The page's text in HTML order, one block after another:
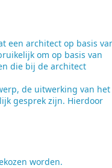
een architect op basis
om op basis van
die bij de architect
de uitwerking van het
gesprek zijn. Hierdoor
worden.